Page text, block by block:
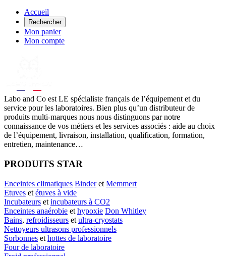
Accueil
Rechercher
Mon panier
Mon compte
Labo and Co est LE spécialiste français de l’équipement et du
service pour les laboratoires. Bien plus qu’un distributeur de
produits multi-marques nous nous distinguons par notre
connaissance de vos métiers et les services associés : aide au choix
de l’équipement, livraison, installation, qualification, formation,
entretien, maintenance…
PRODUITS STAR
Enceintes climatiques Binderet Memmert
Etuves et étuves à vide
Incubateurs et incubateurs à CO2
Enceintes anaérobie et hypoxie Don Whitley
Bains, refroidisseurs et ultra-cryostats
Nettoyeurs ultrasons professionnels
Sorbonnes et hottes de laboratoire
Four de laboratoire